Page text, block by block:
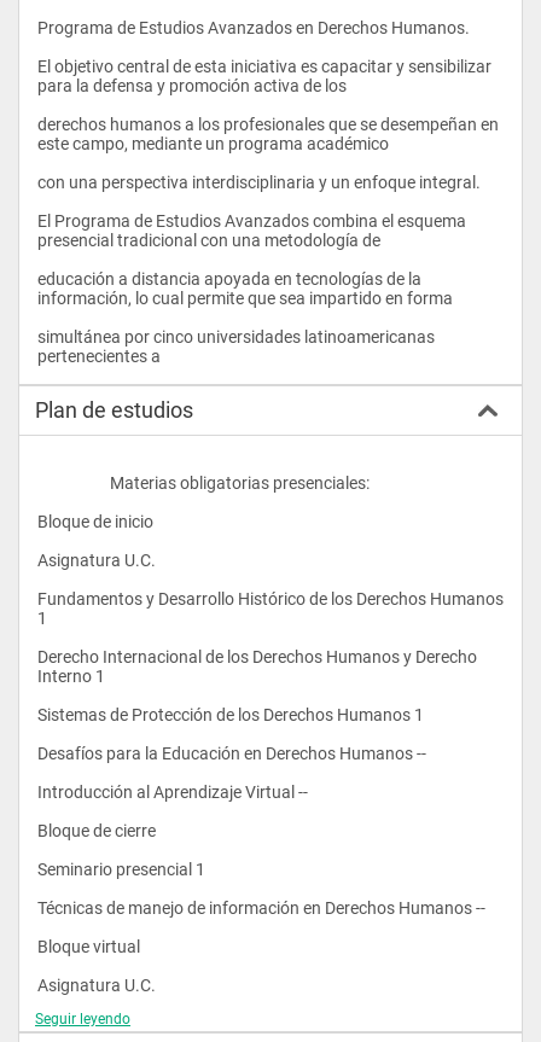
Programa de Estudios Avanzados en Derechos Humanos.
El objetivo central de esta iniciativa es capacitar y sensibilizar
para la defensa y promoción activa de los
derechos humanos a los profesionales que se desempeñan en
este campo, mediante un programa académico
con una perspectiva interdisciplinaria y un enfoque integral.
El Programa de Estudios Avanzados combina el esquema
presencial tradicional con una metodología de
educación a distancia apoyada en tecnologías de la
información, lo cual permite que sea impartido en forma
simultánea por cinco universidades latinoamericanas
Plan de estudios
                    Materias obligatorias presenciales:
Bloque de inicio
Asignatura U.C.
Fundamentos y Desarrollo Histórico de los Derechos Humanos
1
Derecho Internacional de los Derechos Humanos y Derecho
Interno 1
Sistemas de Protección de los Derechos Humanos 1
Desafíos para la Educación en Derechos Humanos --
Introducción al Aprendizaje Virtual --
Bloque de cierre
Seminario presencial 1
Técnicas de manejo de información en Derechos Humanos --
Bloque virtual
Asignatura U.C.
Educación en y para los Derechos Humanos 4
Seguir leyendo